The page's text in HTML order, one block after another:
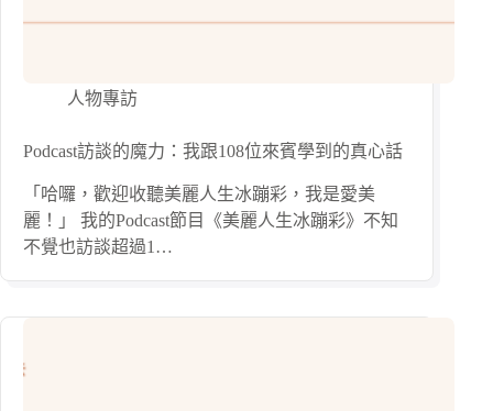
人物專訪
Podcast訪談的魔力：我跟108位來賓學到的真心話
「哈囉，歡迎收聽美麗人生冰蹦彩，我是愛美
麗！」 我的Podcast節目《美麗人生冰蹦彩》不知
不覺也訪談超過1…